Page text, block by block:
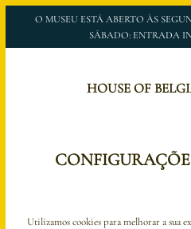
O MUSEU ESTÁ ABERTO ÀS
SÁBADO: ENTRADA
HOUSE OF
Utilizamos cookies para melhorar a sua